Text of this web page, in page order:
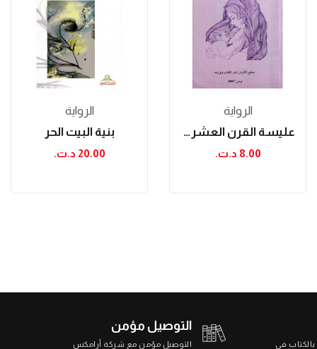
الرواية
بنية البيت الحر
20.00 د.ت.‏
الرواية
عليسة القرن العشرين (مجموعة قصصية)
8.00 د.ت.‏
التوصيل مؤمن
التوصيل مؤمن مع شركة أرامكس
بالكتاب في